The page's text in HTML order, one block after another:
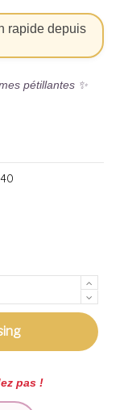
rapide depuis
pétillantes ✨
pas !